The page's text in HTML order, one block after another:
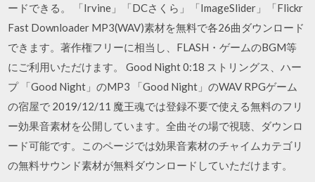
ードできる。 「Irvine」「DCさくら」「ImageSlider」「Flickr
Fast Downloader MP3(WAV)素材を無料で各26曲ダウンロード
できます。著作権フリーに相当し、FLASH・ゲームのBGM等
にご利用いただけます。 Good Night 0:18 ストリングス、ハー
プ 「Good Night」のMP3 「Good Night」のWAV RPGゲーム
の宿屋で 2019/12/11 魔王魂では登録不要で使える無料のフリ
ー効果音素材を公開しています。全曲その場で視聴、ダウンロ
ード可能です。このページでは効果音素材のチャイムカテゴリ
の無料サウンド素材が無料ダウンロードしていただけます。